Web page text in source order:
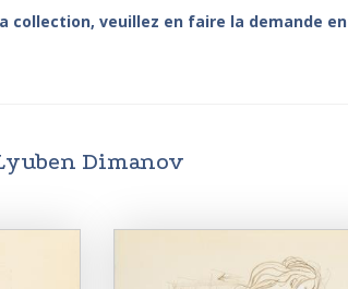
collection, veuillez en faire la demande
Dimanov